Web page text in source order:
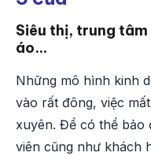
Siêu thị, trung
áo…
Những mô hình kinh
vào rất đông, việc
xuyên. Để có thể bảo
viên cũng như khách